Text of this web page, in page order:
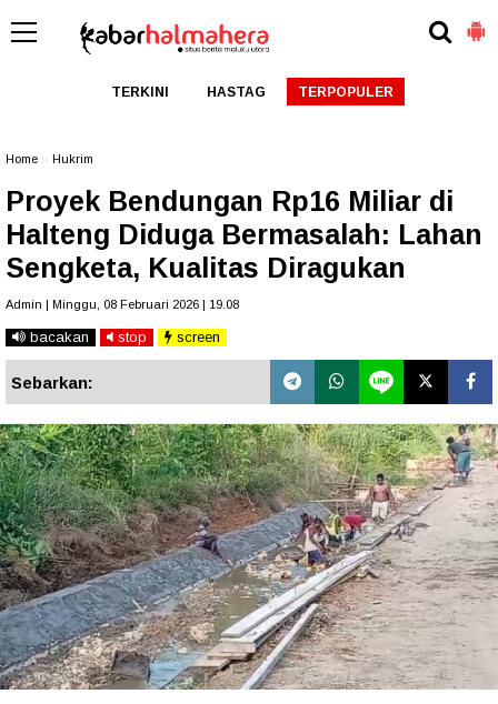
TERKINI HASTAG TERPOPULER
Home Hukrim
Proyek Bendungan Rp16 Miliar di
Halteng Diduga Bermasalah: Lahan
Sengketa, Kualitas Diragukan
Admin | Minggu, 08 Februari 2026 | 19.08
bacakan stop screen
Sebarkan: